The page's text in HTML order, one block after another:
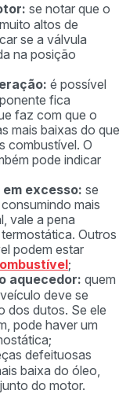
se notar que o
altos de
se a válvula
na posição
é possível
fica
faz com que o
mais baixas do que
combustível. O
pode indicar
excesso: se
mais
vale a pena
Outros
podem estar
;
aquecedor: quem
deve se
dos dutos. Se ele
pode haver um
defeituosas
baixa do óleo,
do motor.